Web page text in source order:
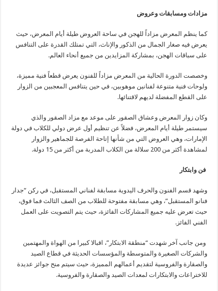
مزادات ومسابقات وعروض
كما ينظم المعرض مزاداً للهجن في ساحة العروض طيلة أيام المعرض، حيث
يعرض فيه صغار الجمال من الذكور والإناث، التي تمتلك القدرة على التنافس
على سباقات الهجن، بمشاركة المزايدين من جميع أنحاء العالم.
وخصصت الدورة الحالية من المعرض مزاداً للفنون يعرض قطعاً فنية مميزة،
ولوحات فنية متنوعة لفنانين موهوبين، في حين يتنافس المعجبين من الزوار
على القطع المفضلة لديهم لاقتنائها.
وكان زوار المعرض وعشاق الصقور على موعد مع مزاد الصقور والذي
سيستمر طيلة أيام المعرض، فضلاً عن تنظيم أول عرض دولي للكلاب في دولة
الإمارات، وهي العروض التي من شأنها إتاحة الفرصة للجماهير والزوار
لمشاهدة أكثر من 200 سلالة من الكلاب المدربة من أكثر من 15 دولة.
فن وابتكار
وشهد قسم الفنون والحرف اليدوية مسابقة لفناني المستقبل، في ركن “جدار
فنانو المستقبل”، وهي مسابقة مفتوحة للطلاب من الصف الثالث فما فوق،
حيث تعرض عليه جميع المشاركات الفائزة، حيث يتم التصويت على العمل
الفني الفائز.
ومن جانب آخر شهدت “منطقة الابتكار”، اقبالا كبيرا من الهواة والمهتمين
والشركات الصغيرة والمتوسطة والمؤسسات الحديثة في قطاع الصيد
والصقارة والفروسية لتقديم أعمالهم المميزة، حيث سيتم منح جوائز عديدة
للاختراعات والابتكارات لمعدات الصيد والصقارة والفروسية.